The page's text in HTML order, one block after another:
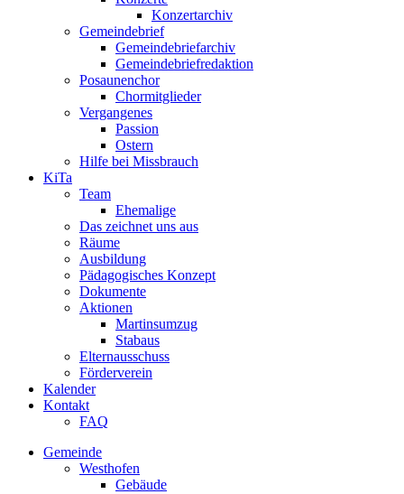
Konzertarchiv
Gemeindebrief
Gemeindebriefarchiv
Gemeindebriefredaktion
Posaunenchor
Chormitglieder
Vergangenes
Passion
Ostern
Hilfe bei Missbrauch
KiTa
Team
Ehemalige
Das zeichnet uns aus
Räume
Ausbildung
Pädagogisches Konzept
Dokumente
Aktionen
Martinsumzug
Stabaus
Elternausschuss
Förderverein
Kalender
Kontakt
FAQ
Gemeinde
Westhofen
Gebäude